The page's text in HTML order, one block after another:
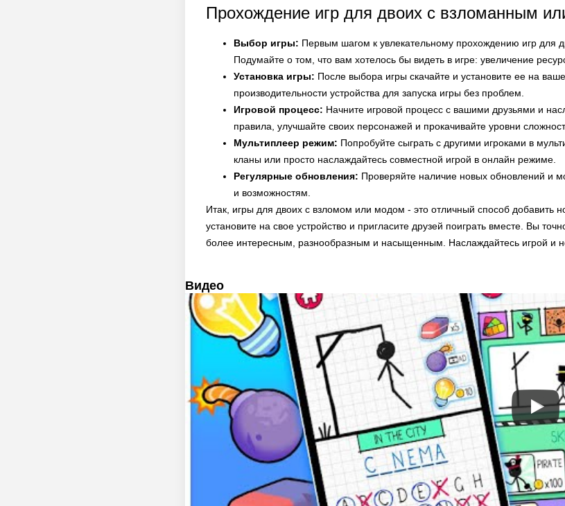
Прохождение игр для двоих с взломанным
Выбор игры: Первым шагом к увлекательному прохождению игр для
Подумайте о том, что вам хотелось бы видеть в игре: увеличение
Установка игры: После выбора игры скачайте и установите ее на
производительности устройства для запуска игры без проблем.
Игровой процесс: Начните игровой процесс с вашими друзьями и
правила, улучшайте своих персонажей и прокачивайте уровни
Мультиплеер режим: Попробуйте сыграть с другими игроками в
кланы или просто наслаждайтесь совместной игрой в онлайн режиме.
Регулярные обновления: Проверяйте наличие новых обновлений и
и возможностям.
Итак, игры для двоих с взломом или модом - это отличный способ добавить
установите на свое устройство и пригласите друзей поиграть вместе. Вы
более интересным, разнообразным и насыщенным. Наслаждайтесь игрой и
Видео